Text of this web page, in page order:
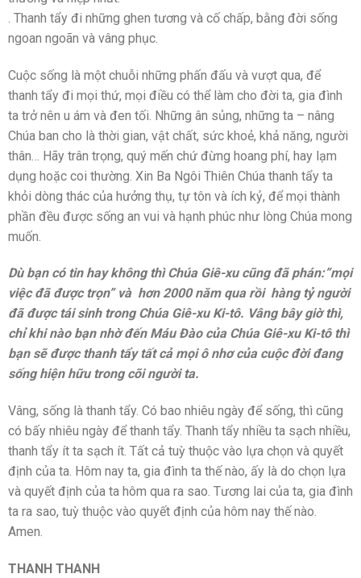
. Thanh tẩy đi những ghen tương và cố chấp, bằng đời sống
ngoan ngoãn và vâng phục.
Cuộc sống là một chuỗi những phấn đấu và vượt qua, để
thanh tẩy đi mọi thứ, mọi điều có thể làm cho đời ta, gia đình
ta trở nên u ám và đen tối. Những ân sủng, những ta – nâng
Chúa ban cho là thời gian, vật chất, sức khoẻ, khả năng, người
thân… Hãy trân trọng, quý mến chứ đừng hoang phí, hay lạm
dụng hoặc coi thường. Xin Ba Ngôi Thiên Chúa thanh tẩy ta
khỏi dòng thác của hưởng thụ, tự tôn và ích kỷ, để mọi thành
phần đều được sống an vui và hạnh phúc như lòng Chúa mong
muốn.
Dù bạn có tin hay không thì Chúa Giê-xu cũng đã phán:”mọi
việc đã được trọn” và hơn 2000 năm qua rồi hàng tỷ người
đã được tái sinh trong Chúa Giê-xu Ki-tô. Vâng bây giờ thì,
chỉ khi nào bạn nhờ đến Máu Đào của Chúa Giê-xu Ki-tô thì
bạn sẽ được thanh tẩy tất cả mọi ô nhơ của cuộc đời đang
sống hiện hữu trong cõi người ta.
Vâng, sống là thanh tẩy. Có bao nhiêu ngày để sống, thì cũng
có bấy nhiêu ngày để thanh tẩy. Thanh tẩy nhiều ta sạch nhiều,
thanh tẩy ít ta sạch ít. Tất cả tuỳ thuộc vào lựa chọn và quyết
định của ta. Hôm nay ta, gia đình ta thế nào, ấy là do chọn lựa
và quyết định của ta hôm qua ra sao. Tương lai của ta, gia đình
ta ra sao, tuỳ thuộc vào quyết định của hôm nay thế nào.
Amen.
THANH THANH